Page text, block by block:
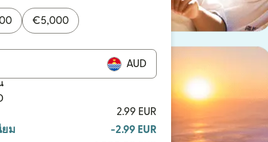
€5,000
AUD
2.99 EUR
ยม
-2.99 EUR